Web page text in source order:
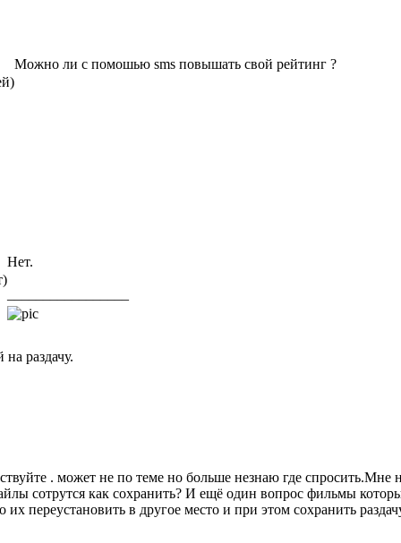
Можно ли с помошью sms повышать свой рейтинг ?
Нет.
раздачу.
. может не по теме но больше незнаю где спросить.Мне
сотрутся как сохранить? И ещё один вопрос фильмы
их переустановить в другое место и при этом сохранить